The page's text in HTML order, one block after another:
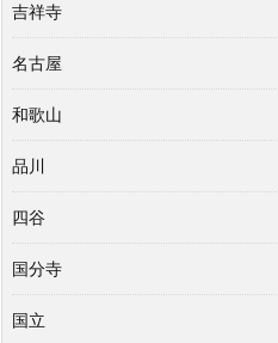
吉祥寺
名古屋
和歌山
品川
四谷
国分寺
国立